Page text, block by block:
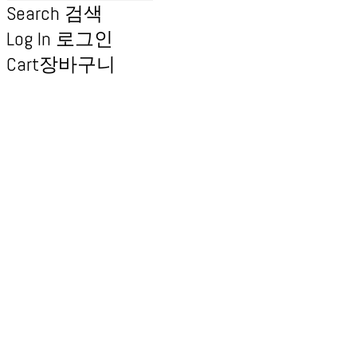
Search 검색
Log In 로그인
Cart장바구니